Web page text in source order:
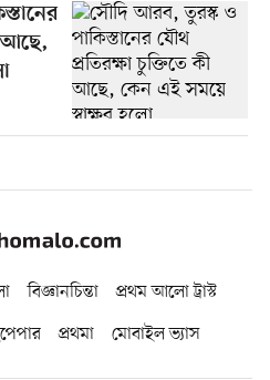
আছে,
বিজ্ঞানচিন্তা
প্রথম আলো ট্রাস্ট
প্রথমা মোবাইল ভ্যাস